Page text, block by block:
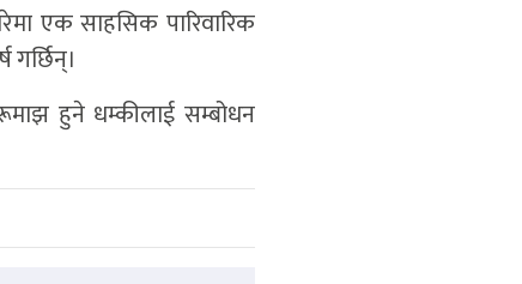
एक साहसिक पारिवारिक
गर्छिन्।
हुने धम्कीलाई सम्बोधन